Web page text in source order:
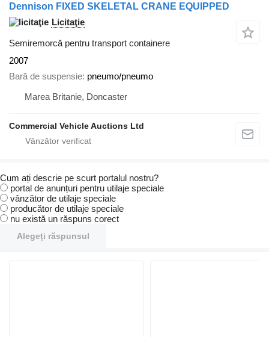
Dennison FIXED SKELETAL CRANE EQUIPPED
Licitaţie
Semiremorcă pentru transport containere
2007
Bară de suspensie pneumo/pneumo
Marea Britanie, Doncaster
Commercial Vehicle Auctions Ltd
Cum ați descrie pe scurt portalul nostru?
portal de anunțuri pentru utilaje speciale
vânzător de utilaje speciale
producător de utilaje speciale
nu există un răspuns corect
Alegeți răspunsul